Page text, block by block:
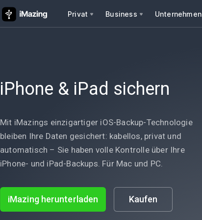
Privat Business Unternehmen
iPhone & iPad sichern
Mit iMazings einzigartiger iOS-Backup-Technologie
bleiben Ihre Daten gesichert: kabellos, privat und
automatisch – Sie haben volle Kontrolle über Ihre
iPhone- und iPad-Backups. Für Mac und PC.
iMazing herunterladen Kaufen